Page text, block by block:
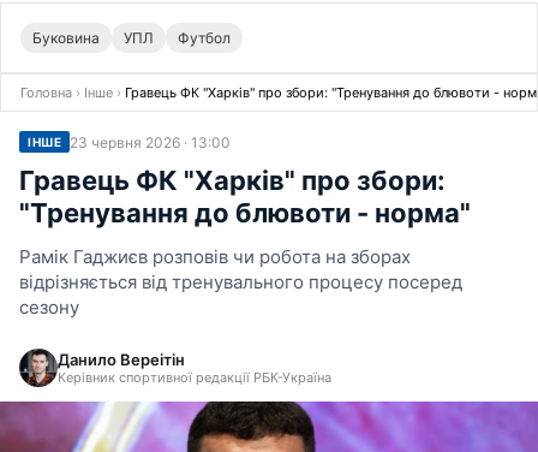
Буковина УПЛ Футбол
Головна › Інше › Гравець ФК "Харків" про збори: "Тренування до блювоти -
ІНШЕ 23 червня 2026 · 13:00
Гравець ФК "Харків" про збори:
"Тренування до блювоти - норма"
Рамік Гаджиєв розповів чи робота на зборах
відрізняється від тренувального процесу посеред
сезону
Данило Вереітін
Керівник спортивної редакції РБК-Україна